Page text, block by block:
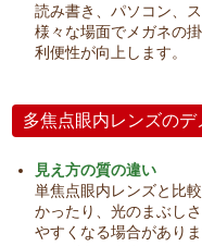
読み書き、パソコン、
様々な場面でメガネの
利便性が向上します。
多焦点眼内レンズのデ
見え方の質の違い
単焦点眼内レンズと比
かったり、光のまぶし
やすくなる場合があり